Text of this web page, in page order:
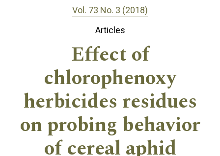
Vol. 73 No. 3 (2018)
Articles
Effect of
chlorophenoxy
herbicides residues
on probing behavior
of cereal aphid